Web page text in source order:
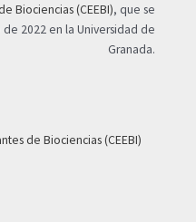
Biociencias (CEEBI), que se
2022 en la Universidad de
Granada.